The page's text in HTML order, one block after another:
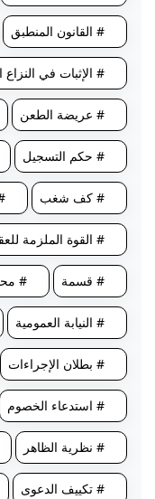
# القانون المنطبق
# الإثبات في النزاع
# عريضة الطعن
# حكم التسجيل
# كف شغب
# القوة الملزمة
# قسمة #
# النيابة العمومية
# بطلان الإجراءات
# استدعاء الخصوم
# نظرية الظاهر
# تكييف الدعوى